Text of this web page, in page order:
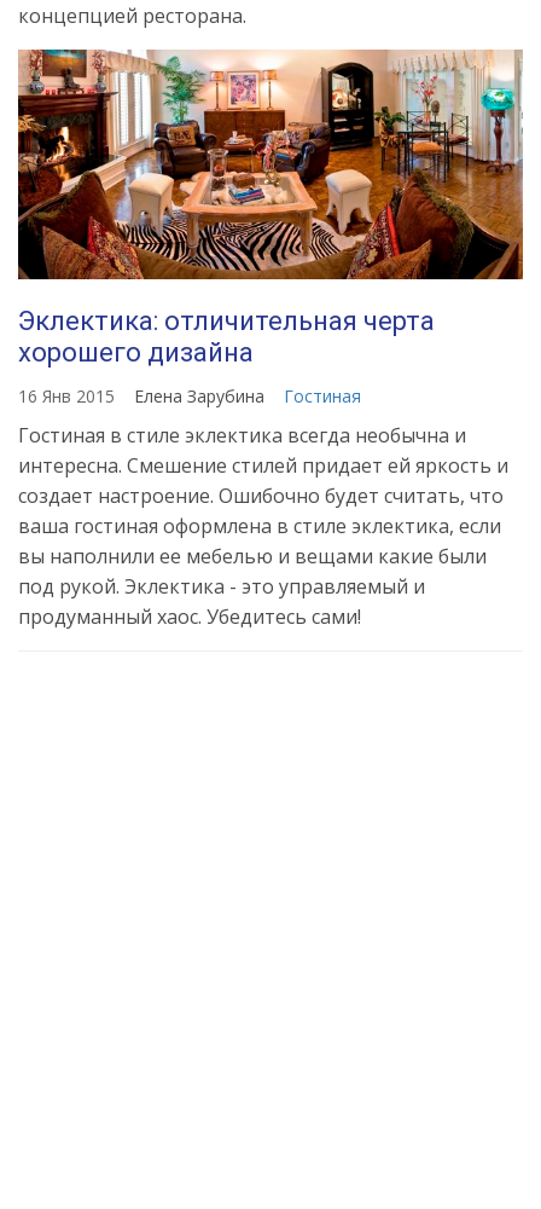
концепцией ресторана.
Эклектика: отличительная черта
хорошего дизайна
16 Янв 2015 Елена Зарубина Гостиная
Гостиная в стиле эклектика всегда необычна и
интересна. Смешение стилей придает ей яркость и
создает настроение. Ошибочно будет считать, что
ваша гостиная оформлена в стиле эклектика, если
вы наполнили ее мебелью и вещами какие были
под рукой. Эклектика - это управляемый и
продуманный хаос. Убедитесь сами!